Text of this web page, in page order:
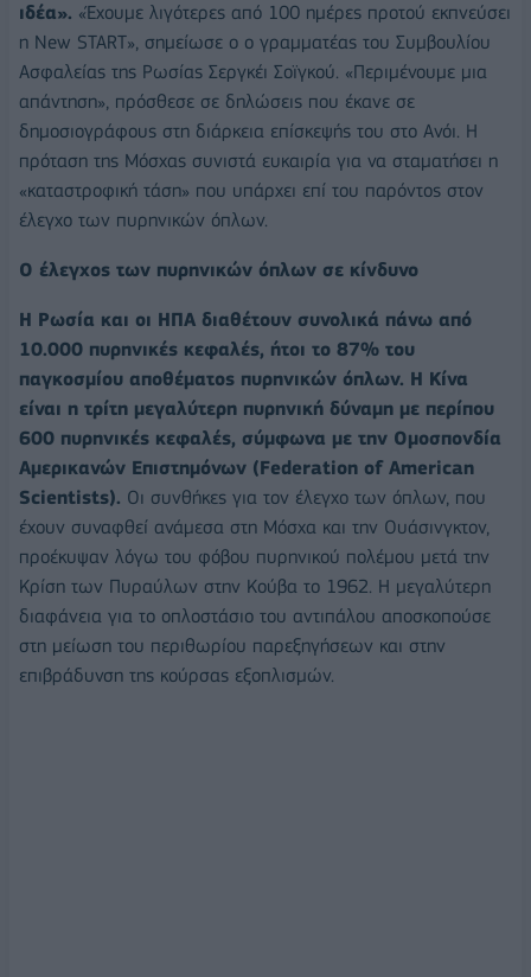
ιδέα». «Έχουμε λιγότερες από 100 ημέρες προτού εκπνεύσει
η New START», σημείωσε ο ο γραμματέας του Συμβουλίου
Ασφαλείας της Ρωσίας Σεργκέι Σοϊγκού. «Περιμένουμε μια
απάντηση», πρόσθεσε σε δηλώσεις που έκανε σε
δημοσιογράφους στη διάρκεια επίσκεψής του στο Ανόι. Η
πρόταση της Μόσχας συνιστά ευκαιρία για να σταματήσει η
«καταστροφική τάση» που υπάρχει επί του παρόντος στον
έλεγχο των πυρηνικών όπλων.
Ο έλεγχος των πυρηνικών όπλων σε κίνδυνο
Η Ρωσία και οι ΗΠΑ διαθέτουν συνολικά πάνω από
10.000 πυρηνικές κεφαλές, ήτοι το 87% του
παγκοσμίου αποθέματος πυρηνικών όπλων. Η Κίνα
είναι η τρίτη μεγαλύτερη πυρηνική δύναμη με περίπου
600 πυρηνικές κεφαλές, σύμφωνα με την Ομοσπονδία
Αμερικανών Επιστημόνων (Federation of American
Scientists). Οι συνθήκες για τον έλεγχο των όπλων, που
έχουν συναφθεί ανάμεσα στη Μόσχα και την Ουάσινγκτον,
προέκυψαν λόγω του φόβου πυρηνικού πολέμου μετά την
Κρίση των Πυραύλων στην Κούβα το 1962. Η μεγαλύτερη
διαφάνεια για το οπλοστάσιο του αντιπάλου αποσκοπούσε
στη μείωση του περιθωρίου παρεξηγήσεων και στην
επιβράδυνση της κούρσας εξοπλισμών.